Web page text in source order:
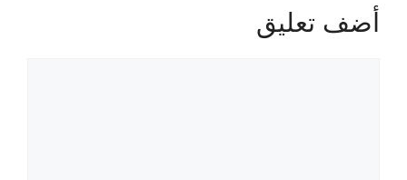
أضف تعليق